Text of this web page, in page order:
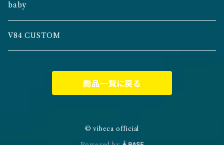
baby
V84 CUSTOM
商品一覧に戻る
© vibeca official